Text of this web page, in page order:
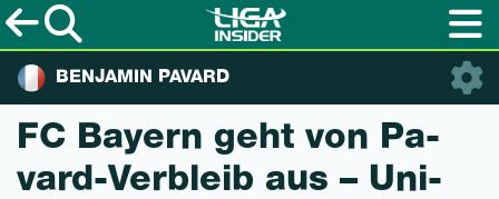
BENJAMIN PAVARD
FC Bayern geht von Pa­
vard-Verbleib aus – Uni­